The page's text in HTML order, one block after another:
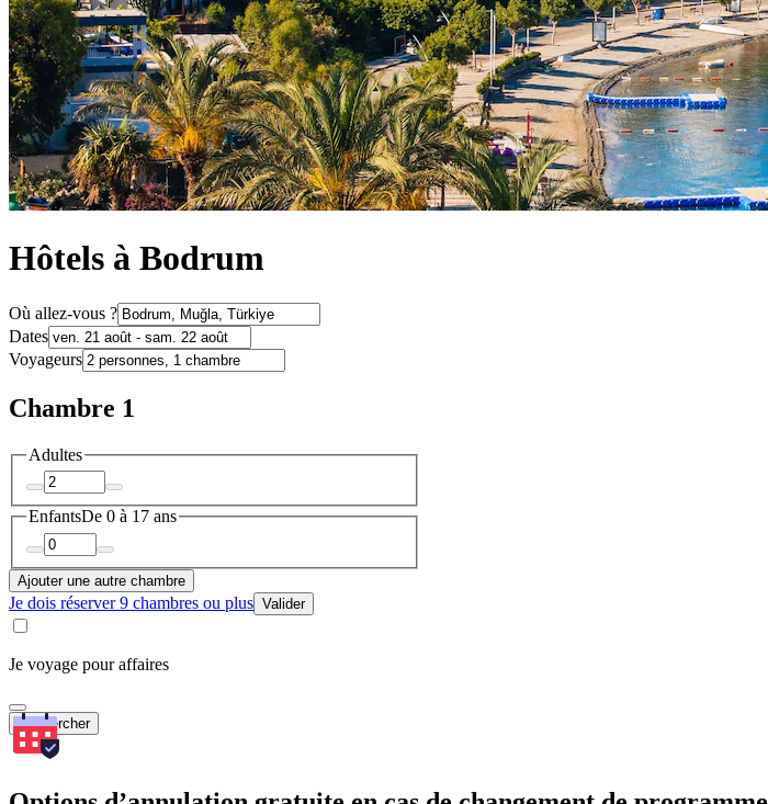
Hôtels à Bodrum
Où allez-vous ?
Dates
Voyageurs
Chambre 1
Adultes
EnfantsDe 0 à 17 ans
Ajouter une autre chambre
Je dois réserver 9 chambres ou plus Valider
Je voyage pour affaires
Rechercher